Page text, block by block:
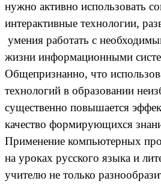
нужно активно использовать
интерактивные технологии,
умения работать с
жизни информационными
Общепризнанно, что
технологий в образовании
существенно повышается
качество формирующихся
Применение компьютерных
на уроках русского языка и
учителю не только